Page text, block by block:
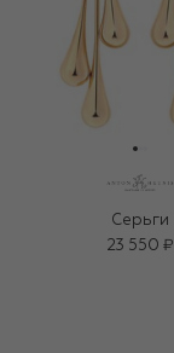
Серьги
23 550 ₽